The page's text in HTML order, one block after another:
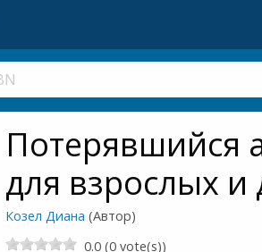
Потерявшийся
для взрослых и
Козел Диана (Автор)
0.0 (0 vote(s))